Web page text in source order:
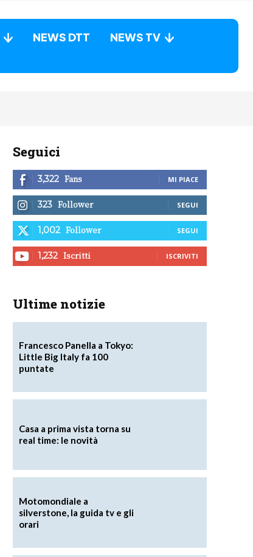
NEWS DTT
NEWS TV
Seguici
3,322 Fans MI PIACE
323 Follower SEGUI
1,002 Follower SEGUI
1,232 Iscritti ISCRIVITI
Ultime notizie
Francesco Panella a Tokyo:
Little Big Italy fa 100
puntate
Casa a prima vista torna su
real time: le novità
Motomondiale a
silverstone, la guida tv e gli
orari